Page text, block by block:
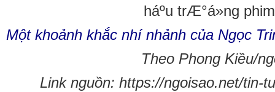
Một khoảnh khắc nhí nhảnh của Ngọc
Theo Phong Kiều/
Link nguồn: https://ngoisao.net/tin-